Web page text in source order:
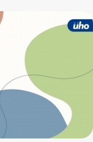
的嬰幼兒如果感染RSV，
長效單株抗
兒的RSV長效單株抗體
胞，以往也有單株抗體，
新的疫苗已經可用於所
的保護力，並降低下呼吸
佳方式。黃玉成也強調，
五挑一、兩個問題好好地
的時間。亨利．福特說
，才那麼少人思考。」
誌、期刊、電子報、部落
讀時，需要涵蓋觀點不同
你不同的作者，或生活經
，挑戰你個人的思維。它
元的世界，思考替代方
的人物和地方，拓展你的
創意思考的能力。 3）培養